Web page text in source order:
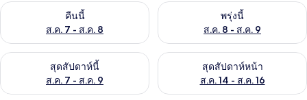
คืนนี้
ส.ค. 7 - ส.ค. 8
ตรวจสอบจำนวนห้องพักว่างในคืนนี้ ส.ค. 7 - ส.ค. 8พรุ่งนี้
ส.ค. 8 - ส.ค. 9
ตรวจสอบจำนวนห้องพักว่างใน
สุดสัปดาห์นี้
ส.ค. 7 - ส.ค. 9
ตรวจสอบจำนวนห้องพักว่างในสุดสัปดาห์นี้ ส.ค. 7 - ส.ค. 9
สุดสัปดาห์หน้า
ส.ค. 14 - ส.ค. 16
ตรวจสอบจำนวนห้องพักว่างใน